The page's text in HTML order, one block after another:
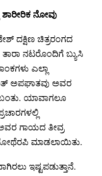
ಶಾರೀರಿಕ ನೋವು
ದಕ್ಷಿಣ ಚಿತ್ರರಂಗದ
ನಟರೊಂದಿಗೆ ಬ್ಯುಸಿ
ಎಲ್ಲಾ
ಅಪಘಾತವು ಅವರ
ಬಂತು. ಯಾವಾಗಲೂ
ಗಾಯದ ತೀವ್ರ
ಮಾಡಲಾಯಿತು.
ಇಷ್ಟಪಡುತ್ತಾನೆ.